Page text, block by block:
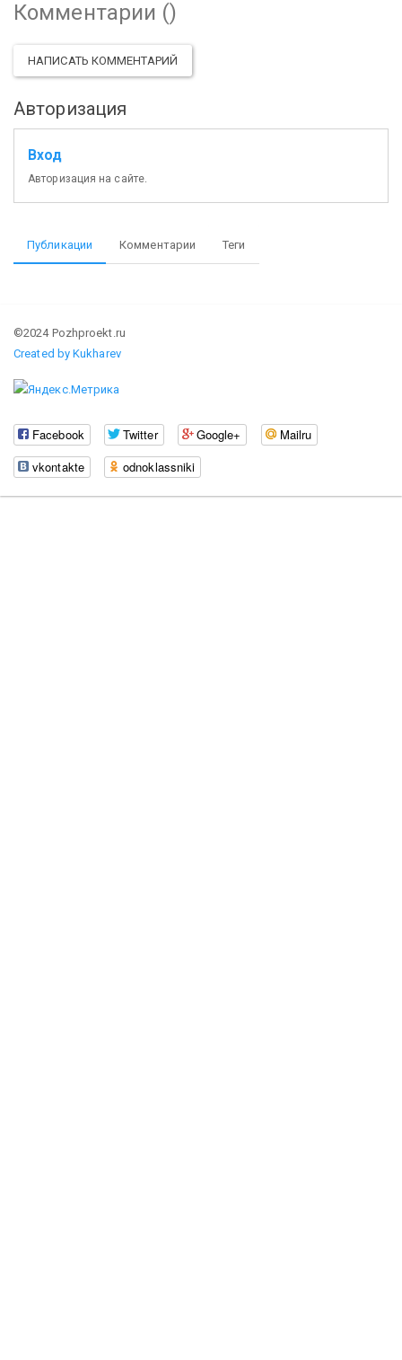
Комментарии ()
НАПИСАТЬ КОММЕНТАРИЙ
Авторизация
Вход
Авторизация на сайте.
Публикации Комментарии Теги
©2024 Pozhproekt.ru
Created by Kukharev
Facebook Twitter Google+
Mailru
vkontakte
odnoklassniki